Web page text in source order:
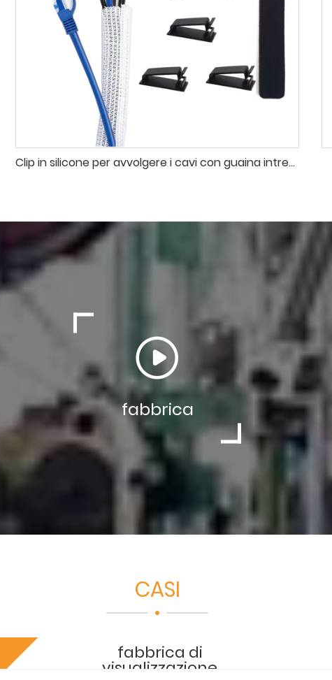
Clip in silicone per avvolgere i cavi con guaina intrecciata divisa per la gestione dei cavi
fabbrica
CASI
fabbrica di
visualizzazione